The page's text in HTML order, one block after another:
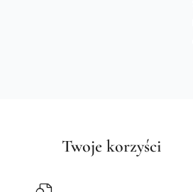
Twoje korzyści